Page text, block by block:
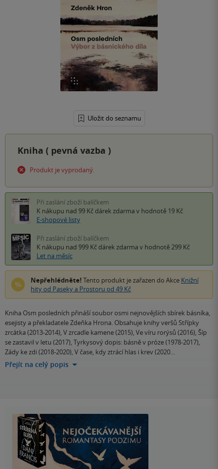
Uložit do seznamu
Kniha ( pevná vazba )
Produkt je vyprodaný.
Při zaslání zboží balíčkem
K nákupu nad 99 Kč dárek zdarma v hodnotě 19 Kč
E-shopové listy
Při zaslání zboží balíčkem
K nákupu nad 999 Kč dárek zdarma v hodnotě 299 Kč
Let na měsíc
Nepřehlédněte! Tento produkt je zařazen do Akce Knižní
hity od Paseky a Prostoru od 49 Kč
Kniha Osm posledních přináší soubor osmi nejnovějších sbírek básníka,
esejisty a překladatele Zdeňka Hrona. Obsahuje knihy veršů Střípky
zrcátka (2013-2014), V zrcadle kamene (2015), Ve víru rorýsů (2016), Šíp
se zastavil v letu (2017), Tyrkysový dopis: básně v próze (1978-2017),
Zády ke zdi (2018-2020), V čase, kdy ztrácí hlas i krev (2020…
Přejít na celý popis